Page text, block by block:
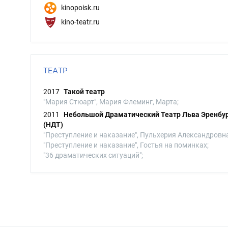
kinopoisk.ru
kino-teatr.ru
ТЕАТР
2017 Такой театр
"Мария Стюарт", Мария Флеминг, Марта;
2011
Небольшой Драматический Театр Льва
(НДТ)
"Преступление и наказание", Пульхерия
"Преступление и наказание", Гостья на поминках;
"36 драматических ситуаций";